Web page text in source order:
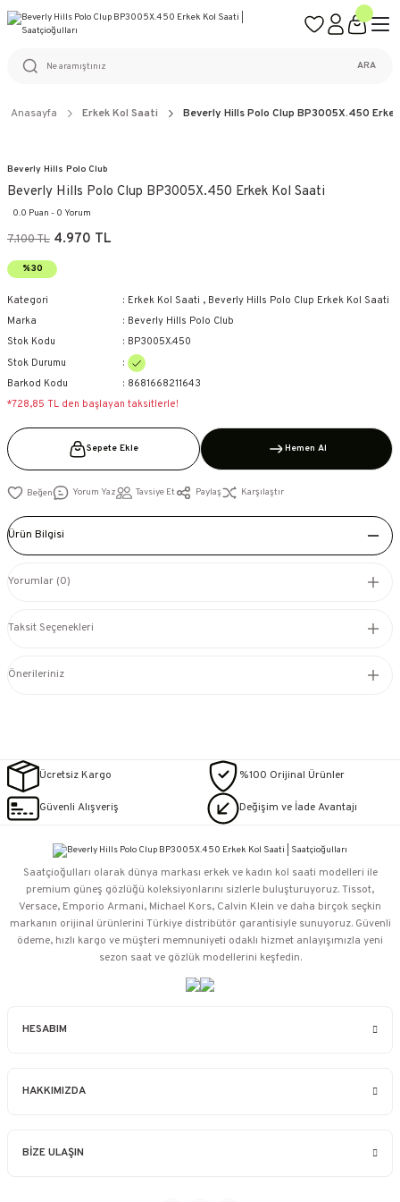
%100 ORİJİNAL ÜRÜN GARANTİSİ
ARA
Anasayfa Erkek Kol Saati Beverly Hills Polo Clup BP3005X.450
Beverly Hills Polo Club
Beverly Hills Polo Clup BP3005X.450 Erkek Kol Saati
0.0 Puan - 0 Yorum
7.100 TL 4.970 TL
%30
Kategori Erkek Kol Saati , Beverly Hills Polo Clup Erkek Kol Saati
Marka
Beverly Hills Polo Club
Stok Kodu
BP3005X.450
Stok Durumu
Barkod Kodu
8681668211643
*728,85 TL den başlayan taksitlerle!
Sepete Ekle Hemen Al
Yorum Yaz Tavsiye Et Paylaş Karşılaştır
Ürün Bilgisi
Yorumlar (0)
Taksit Seçenekleri
Önerileriniz
Ücretsiz Kargo %100 Orijinal Ürünler
Güvenli Alışveriş Değişim ve İade Avantajı
HESABIM
HAKKIMIZDA
BİZE ULAŞIN
Saatçioğulları⁠ olarak dünya markası erkek ve kadın kol saati modelleri ile
premium güneş gözlüğü koleksiyonlarını sizlerle buluşturuyoruz. Tissot,
Versace, Emporio Armani, Michael Kors, Calvin Klein ve daha birçok seçkin
markanın orijinal ürünlerini Türkiye distribütör garantisiyle sunuyoruz. Güvenli
ödeme, hızlı kargo ve müşteri memnuniyeti odaklı hizmet anlayışımızla yeni
sezon saat ve gözlük modellerini keşfedin.